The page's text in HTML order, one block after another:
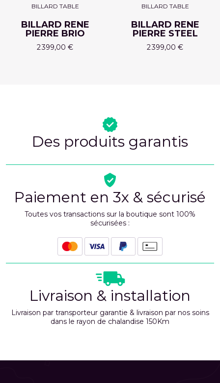
BILLARD TABLE
BILLARD RENE
PIERRE BRIO
2 399,00 €
BILLARD TABLE
BILLARD RENE
PIERRE STEEL
2 399,00 €
Des produits garantis
Paiement en 3x & sécurisé
Toutes vos transactions sur la boutique sont 100%
sécurisées :
Livraison & installation
Livraison par transporteur garantie & livraison par nos soins
dans le rayon de chalandise 150Km